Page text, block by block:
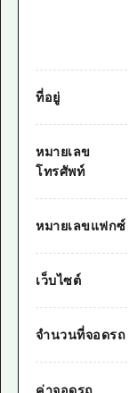
ที่อยู่
หมายเลข
โทรศัพท์
หมายเลขแฟกซ์
เว็บไซต์
จำนวนที่จอดรถ